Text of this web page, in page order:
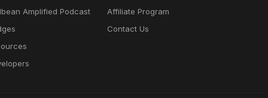
Amplified Podcast
Affiliate Program
Contact Us